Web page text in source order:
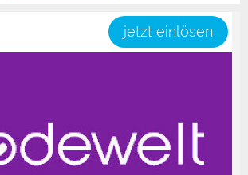
jetzt einlösen